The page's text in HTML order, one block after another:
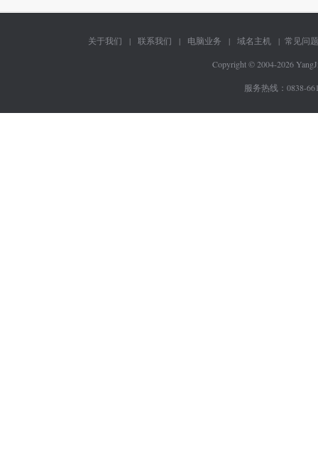
关于我们 | 联系我们 | 电脑业务 | 域名主机 | 常见问题
Copyright © 2004-2026
服务热线： 0838-